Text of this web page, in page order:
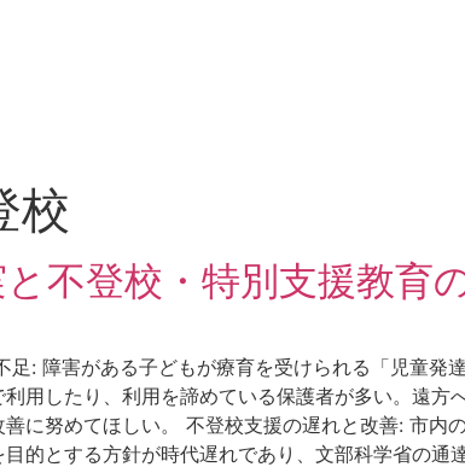
校
不登校・特別支援教育
足: 障害がある子どもが療育を受けられる「児童
用したり、利用を諦めている保護者が多い。遠
に努めてほしい。 不登校支援の遅れと改善: 市
的とする方針が時代遅れであり、文部科学省の